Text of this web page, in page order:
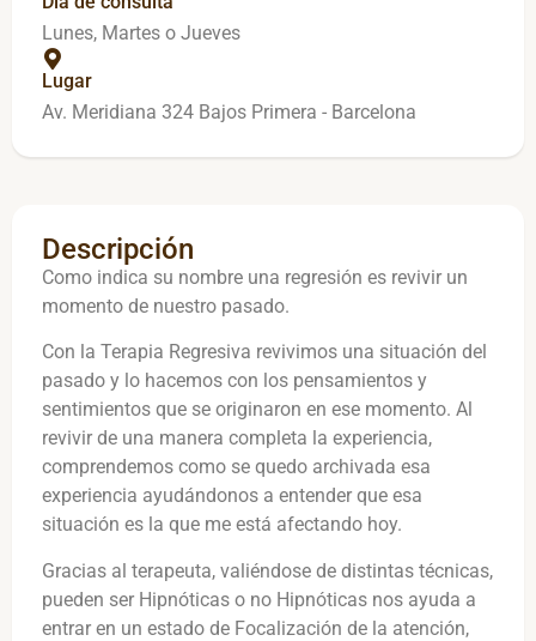
Lunes, Martes o Jueves
Lugar
Av. Meridiana 324 Bajos Primera - Barcelona
Descripción
Como indica su nombre una regresión es revivir un
momento de nuestro pasado.
Con la Terapia Regresiva revivimos una situación del
pasado y lo hacemos con los pensamientos y
sentimientos que se originaron en ese momento. Al
revivir de una manera completa la experiencia,
comprendemos como se quedo archivada esa
experiencia ayudándonos a entender que esa
situación es la que me está afectando hoy.
Gracias al terapeuta, valiéndose de distintas técnicas,
pueden ser Hipnóticas o no Hipnóticas nos ayuda a
entrar en un estado de Focalización de la atención,